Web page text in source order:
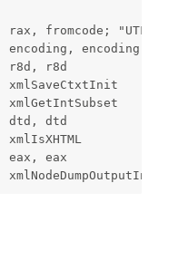
fromcode; "UTF-8"
encoding
r8d, r8d
dtd, dtd
eax, eax